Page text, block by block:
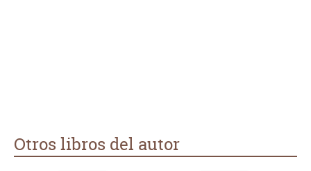
Otros libros del autor